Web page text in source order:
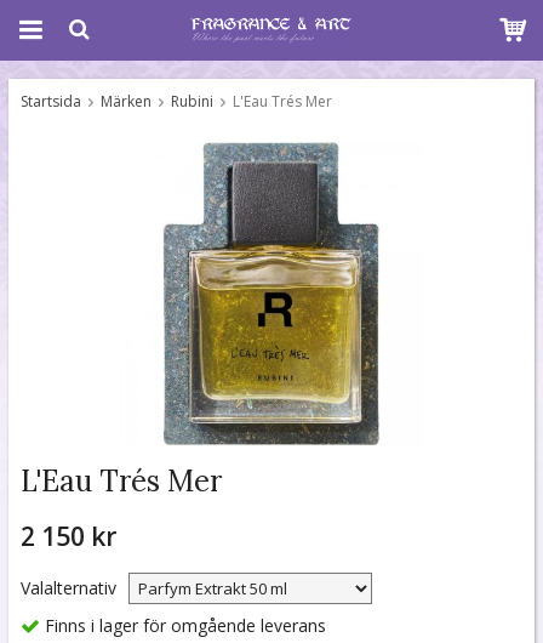
Startsida Märken Rubini L'Eau Trés Mer
L'Eau Trés Mer
2 150 kr
Valalternativ
Finns i lager för omgående leverans